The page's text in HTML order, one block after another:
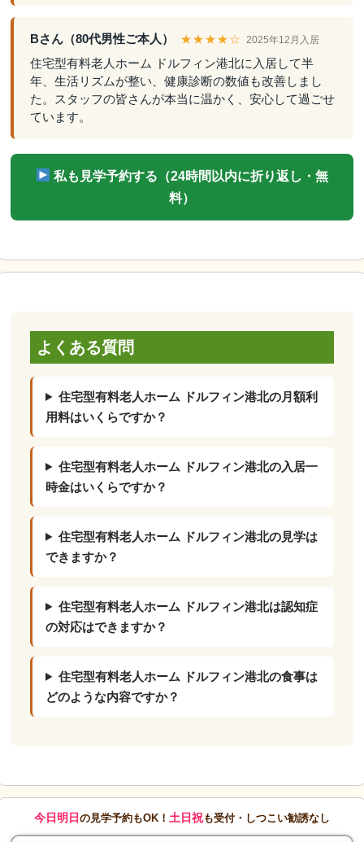
Bさん（80代男性ご本人） ★★★★☆ 2025年12月入居
住宅型有料老人ホーム ドルフィン港北に入居して半
年、生活リズムが整い、健康診断の数値も改善しまし
た。スタッフの皆さんが本当に温かく、安心して過ごせ
ています。
私も見学予約する（24時間以内に折り返し・無
料）
よくある質問
住宅型有料老人ホーム ドルフィン港北の月額利
用料はいくらですか？
住宅型有料老人ホーム ドルフィン港北の入居一
時金はいくらですか？
住宅型有料老人ホーム ドルフィン港北の見学は
できますか？
住宅型有料老人ホーム ドルフィン港北は認知症
の対応はできますか？
住宅型有料老人ホーム ドルフィン港北の食事は
どのような内容ですか？
今日明日 の見学予約もOK！ 土日祝も受付・しつこい勧誘なし